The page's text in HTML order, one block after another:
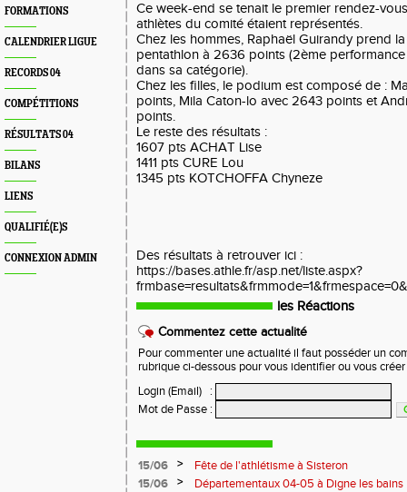
FORMATIONS
CALENDRIER LIGUE
RECORDS 04
COMPÉTITIONS
RÉSULTATS 04
BILANS
LIENS
QUALIFIÉ(E)S
CONNEXION ADMIN
Ce week-end se tenait le premier rendez-
athlètes du comité étaient représentés.
Chez les hommes, Raphaël Guirandy prend
pentathlon à 2636 points (2ème
dans sa catégorie).
Chez les filles, le podium est composé de :
points, Mila Caton-lo avec 2643 points et
points.
Le reste des résultats :
1607 pts ACHAT Lise
1411 pts CURE Lou
1345 pts KOTCHOFFA Chyneze
Des résultats à retrouver ici :
https://bases.athle.fr/asp.net/liste.aspx?
les Réactions
Commentez cette actualité
Pour commenter une actualité il faut posséder un
rubrique ci-dessous pour vous identifier ou vous
Login (Email)
:
Mot de Passe :
15/06 >
Fête de l'athlétisme à Sisteron
15/06
>
Départementaux 04-05 à Digne les bains